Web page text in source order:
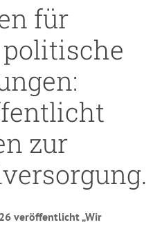
für
zur
veröffentlicht „Wir